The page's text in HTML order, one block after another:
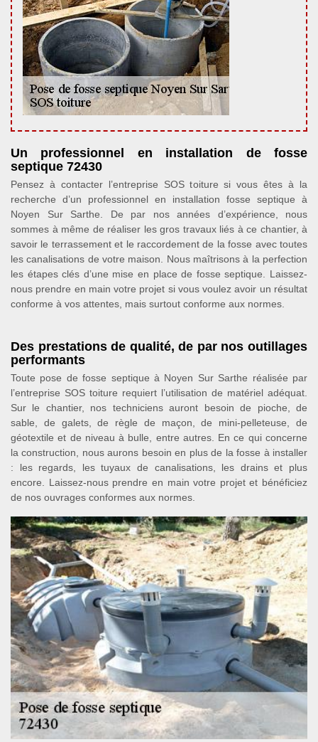
Un professionnel en installation de fosse
septique 72430
Pensez à contacter l’entreprise SOS toiture si vous êtes à la
recherche d’un professionnel en installation fosse septique à
Noyen Sur Sarthe. De par nos années d’expérience, nous
sommes à même de réaliser les gros travaux liés à ce chantier, à
savoir le terrassement et le raccordement de la fosse avec toutes
les canalisations de votre maison. Nous maîtrisons à la perfection
les étapes clés d’une mise en place de fosse septique. Laissez-
nous prendre en main votre projet si vous voulez avoir un résultat
conforme à vos attentes, mais surtout conforme aux normes.
Des prestations de qualité, de par nos outillages
performants
Toute pose de fosse septique à Noyen Sur Sarthe réalisée par
l’entreprise SOS toiture requiert l’utilisation de matériel adéquat.
Sur le chantier, nos techniciens auront besoin de pioche, de
sable, de galets, de règle de maçon, de mini-pelleteuse, de
géotextile et de niveau à bulle, entre autres. En ce qui concerne
la construction, nous aurons besoin en plus de la fosse à installer
: les regards, les tuyaux de canalisations, les drains et plus
encore. Laissez-nous prendre en main votre projet et bénéficiez
de nos ouvrages conformes aux normes.